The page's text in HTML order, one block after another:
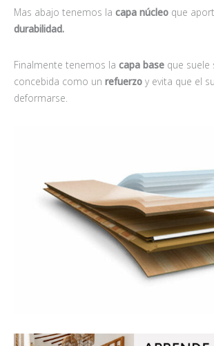
Mas abajo tenemos la capa núcleo que
durabilidad.
Finalmente tenemos la capa base que suele
concebida como un refuerzo y evita que el
deformarse.